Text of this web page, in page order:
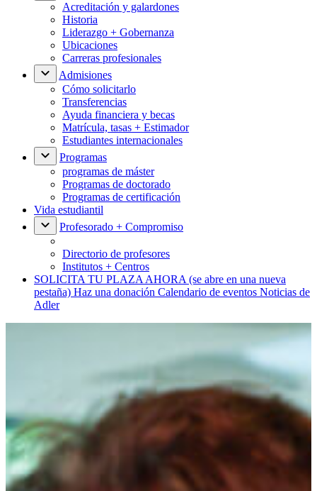
Acreditación y galardones
Historia
Liderazgo + Gobernanza
Ubicaciones
Carreras profesionales
Admisiones
Cómo solicitarlo
Transferencias
Ayuda financiera y becas
Matrícula, tasas + Estimador
Estudiantes internacionales
Programas
programas de máster
Programas de doctorado
Programas de certificación
Vida estudiantil
Profesorado + Compromiso
Directorio de profesores
Institutos + Centros
SOLICITA TU PLAZA AHORA (se abre en una nueva
pestaña) Haz una donación Calendario de eventos Noticias de
Adler